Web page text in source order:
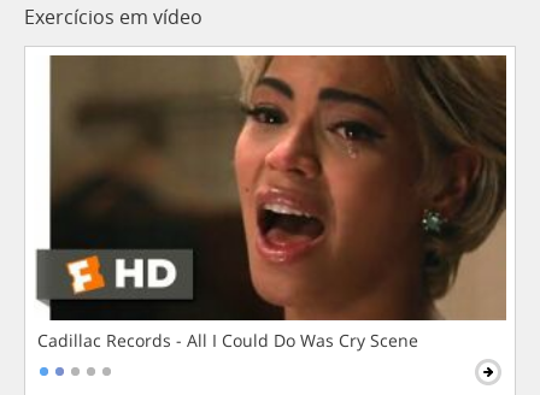
Exercícios em vídeo
Cadillac Records - All I Could Do Was Cry Scene